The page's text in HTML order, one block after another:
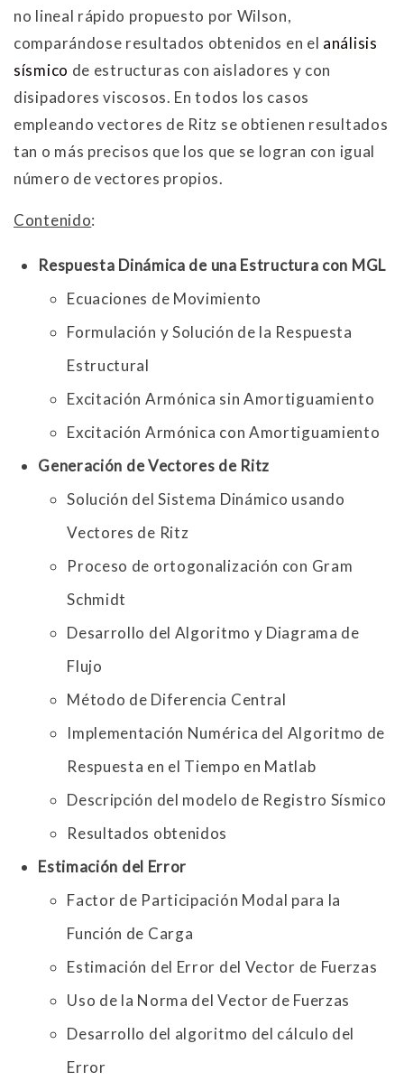
no lineal rápido propuesto por Wilson,
comparándose resultados obtenidos en el análisis
sísmico de estructuras con aisladores y con
disipadores viscosos. En todos los casos
empleando vectores de Ritz se obtienen resultados
tan o más precisos que los que se logran con igual
número de vectores propios.
Contenido:
Respuesta Dinámica de una Estructura con MGL
Ecuaciones de Movimiento
Formulación y Solución de la Respuesta
Estructural
Excitación Armónica sin Amortiguamiento
Excitación Armónica con Amortiguamiento
Generación de Vectores de Ritz
Solución del Sistema Dinámico usando
Vectores de Ritz
Proceso de ortogonalización con Gram
Schmidt
Desarrollo del Algoritmo y Diagrama de
Flujo
Método de Diferencia Central
Implementación Numérica del Algoritmo de
Respuesta en el Tiempo en Matlab
Descripción del modelo de Registro Sísmico
Resultados obtenidos
Estimación del Error
Factor de Participación Modal para la
Función de Carga
Estimación del Error del Vector de Fuerzas
Uso de la Norma del Vector de Fuerzas
Desarrollo del algoritmo del cálculo del
Error